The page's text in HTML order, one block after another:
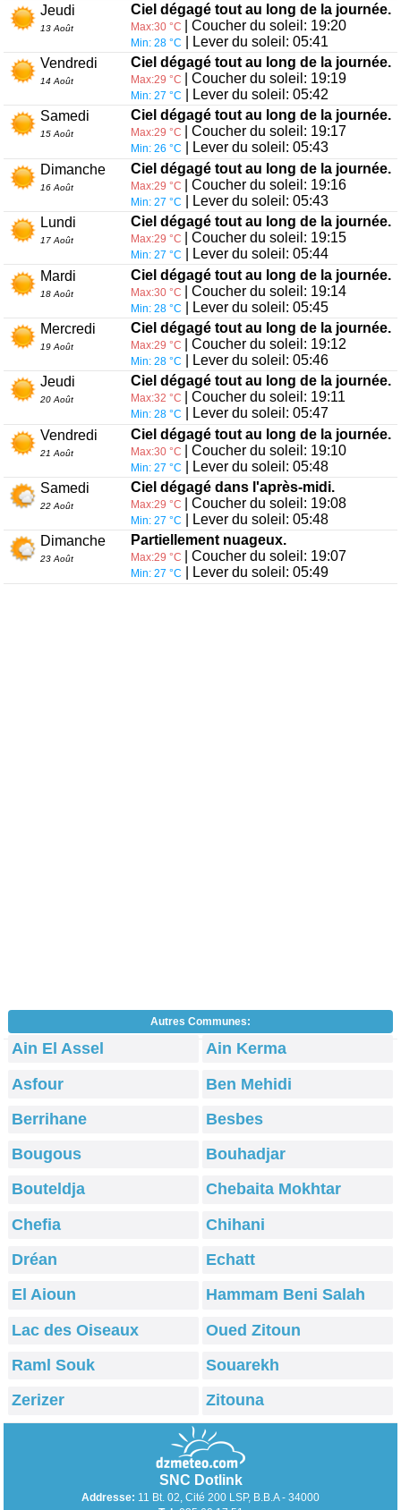
Jeudi
13 Août
Ciel dégagé tout au long de la journée.
Max:30 °C | Coucher du soleil: 19:20
Min: 28 °C
| Lever du soleil: 05:41
Vendredi
14 Août
Ciel dégagé tout au long de la journée.
Max:29 °C | Coucher du soleil: 19:19
Min: 27 °C
| Lever du soleil: 05:42
Samedi
15 Août
Ciel dégagé tout au long de la journée.
Max:29 °C | Coucher du soleil: 19:17
Min: 26 °C
| Lever du soleil: 05:43
Dimanche
16 Août
Ciel dégagé tout au long de la journée.
Max:29 °C | Coucher du soleil: 19:16
Min: 27 °C
| Lever du soleil: 05:43
Lundi
17 Août
Ciel dégagé tout au long de la journée.
Max:29 °C | Coucher du soleil: 19:15
Min: 27 °C
| Lever du soleil: 05:44
Mardi
18 Août
Ciel dégagé tout au long de la journée.
Max:30 °C | Coucher du soleil: 19:14
Min: 28 °C
| Lever du soleil: 05:45
Mercredi
19 Août
Ciel dégagé tout au long de la journée.
Max:29 °C | Coucher du soleil: 19:12
Min: 28 °C
| Lever du soleil: 05:46
Jeudi
20 Août
Ciel dégagé tout au long de la journée.
Max:32 °C | Coucher du soleil: 19:11
Min: 28 °C
| Lever du soleil: 05:47
Vendredi
21 Août
Ciel dégagé tout au long de la journée.
Max:30 °C | Coucher du soleil: 19:10
Min: 27 °C
| Lever du soleil: 05:48
Samedi
22 Août
Ciel dégagé dans l'après-midi.
Max:29 °C | Coucher du soleil: 19:08
Min: 27 °C
| Lever du soleil: 05:48
Dimanche
23 Août
Partiellement nuageux.
Max:29 °C | Coucher du soleil: 19:07
Min: 27 °C | Lever du soleil: 05:49
Autres Communes:
Ain El Assel
Ain Kerma
Asfour
Ben Mehidi
Berrihane
Besbes
Bougous
Bouhadjar
Bouteldja
Chebaita Mokhtar
Chefia
Chihani
Dréan
Echatt
El Aioun
Hammam Beni Salah
Lac des Oiseaux
Oued Zitoun
Raml Souk
Souarekh
Zerizer
Zitouna
SNC Dotlink
Addresse: 11 Bt. 02, Cité 200 LSP, B.B.A - 34000